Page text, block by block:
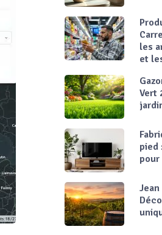
les
et
Vert
pied